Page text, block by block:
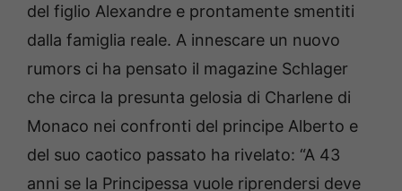
del figlio Alexandre e prontamente smentiti
dalla famiglia reale. A innescare un nuovo
rumors ci ha pensato il magazine Schlager
che circa la presunta gelosia di Charlene di
Monaco nei confronti del principe Alberto e
del suo caotico passato ha rivelato: “A 43
anni se la Principessa vuole riprendersi deve